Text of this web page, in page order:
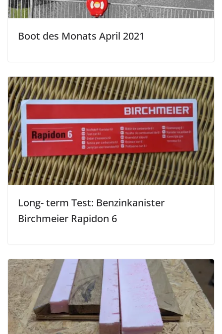
Boot des Monats April 2021
Long- term Test: Benzinkanister
Birchmeier Rapidon 6